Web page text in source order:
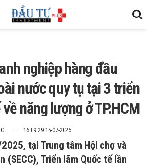
nghiệp hàng đầu
nước quy tụ tại 3 triển
năng lượng ở TP.HCM
16:09:29 16-07-2025
tại Trung tâm Hội chợ và
(SECC), Triển lãm Quốc tế lần